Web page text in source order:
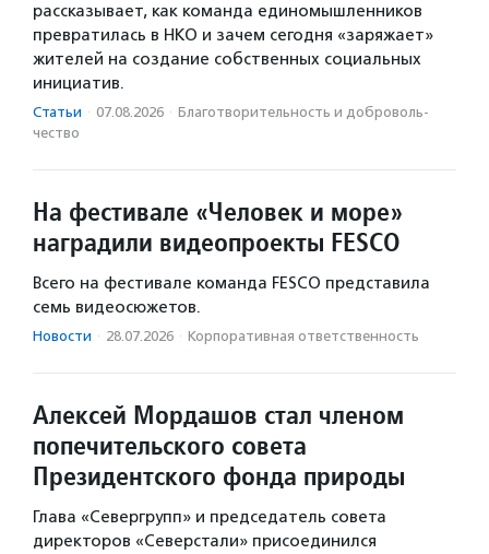
рассказывает, как команда единомышленников
превратилась в НКО и зачем сегодня «заряжает»
жителей на создание собственных социальных
инициатив.
Статьи · 07.08.2026 · Благотвори­тель­ность и доброволь­
чест­во
На фестивале «Человек и море»
наградили видеопроекты FESCO
Всего на фестивале команда FESCO представила
семь видеосюжетов.
Новости · 28.07.2026 · Корпоративная ответственность
Алексей Мордашов стал членом
попечительского совета
Президентского фонда природы
Глава «Севергрупп» и председатель совета
директоров «Северстали» присоединился